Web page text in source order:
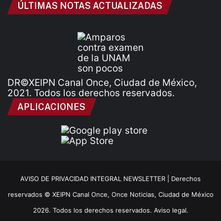
ÚLTIMAS NOTAS ACTUALIZADAS
DR©XEIPN Canal Once, Ciudad de México,
2021. Todos los derechos reservados.
APLICACIONES
AVISO DE PRIVACIDAD INTEGRAL NEWSLETTER | Derechos
reservados © XEIPN Canal Once, Once Noticias, Ciudad de México
2026. Todos los derechos reservados. Aviso legal.